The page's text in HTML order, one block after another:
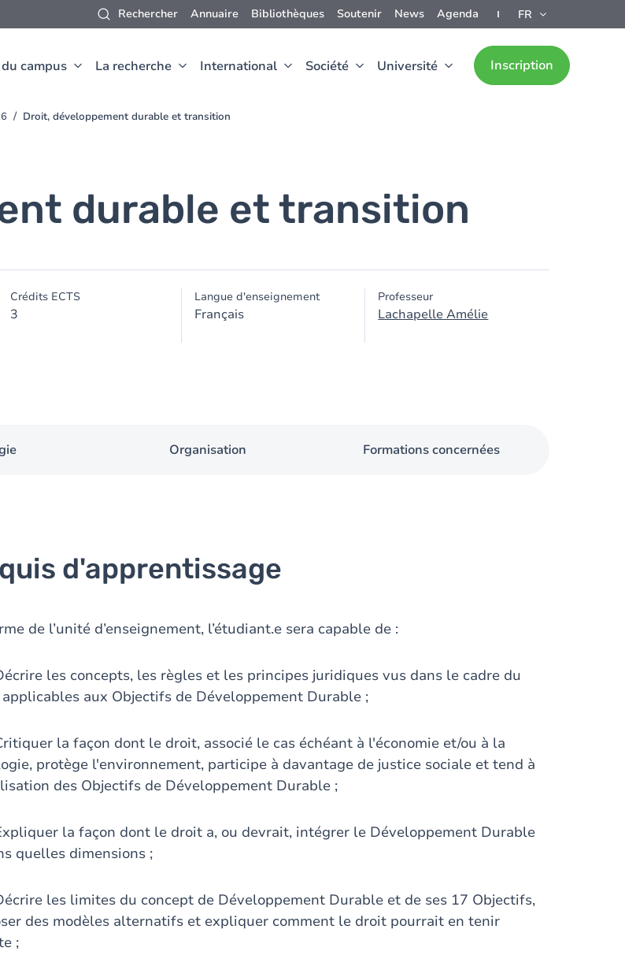
Rechercher Annuaire Bibliothèques Soutenir News Agenda FR
campus La recherche International Société Université Inscription
Droit, développement durable et transition
durable et transition
Crédits ECTS
3
Langue d'enseignement
Français
Professeur
Lachapelle Amélie
Organisation Formations concernées
d'apprentissage
de l’unité d’enseignement, l’étudiant.e sera capable de :
les concepts, les règles et les principes juridiques vus dans le cadre du
applicables aux Objectifs de Développement Durable ;
la façon dont le droit, associé le cas échéant à l'économie et/ou à la
protège l'environnement, participe à davantage de justice sociale et tend à
des Objectifs de Développement Durable ;
la façon dont le droit a, ou devrait, intégrer le Développement Durable
quelles dimensions ;
les limites du concept de Développement Durable et de ses 17 Objectifs,
des modèles alternatifs et expliquer comment le droit pourrait en tenir
;